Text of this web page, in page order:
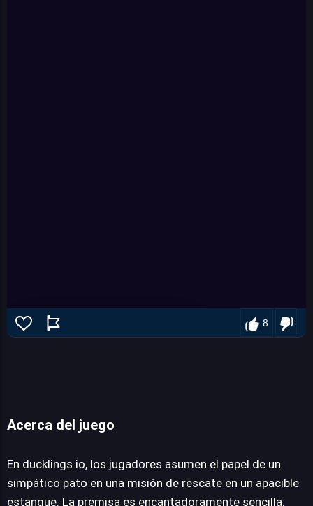
ducklings.io
8
Acerca del juego
En ducklings.io, los jugadores asumen el papel de un
simpático pato en una misión de rescate en un apacible
estanque. La premisa es encantadoramente sencilla: